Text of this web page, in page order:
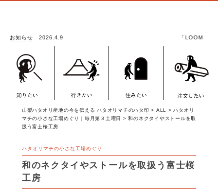
お知らせ 2026.4.9 「LOOMSCAPE －
山梨ハタオリ産地の今を伝える ハタオリマチのハタ印 > ALL >ハタオリ
マチの小さな工場めぐり｜毎月第３土曜日
>和のネクタイやストールを取
扱う富士桜工房
ハタオリマチの小さな工場めぐり
和のネクタイやストールを取扱う富士桜
工房